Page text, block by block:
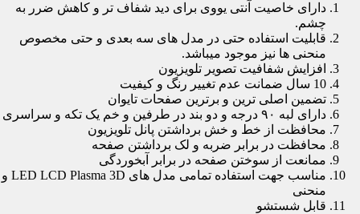
دارای خاصیت آنتی یووی برای دید شفاف تر و کاهش ضرر به
چشم.
قابلیت استفاده حتی در مدل های سه بعدی و حتی مخصوص
منحنی ها نیز موجود میباشد.
افزایش شفافیت تصویر تلویزیون
10 سال ضمانت عدم تغییر رنگ و کیفیت
تضمین اصلی ترین و برترین صفحات تایوان
دارای لبه ۹۰ درجه و دو بند در طرفین و خم یک تکه و سراسری
محافظت از خط و خش برداشتن پانل تلویزیون
محافظت در برابر ضربه و لک برداشتن صفحه
ممانعت از سوختن صفحه در برابر آبخوردگی
مناسب جهت استفاده تمامی مدل های LED LCD Plasma 3D و
منحنی
قابل شستشو